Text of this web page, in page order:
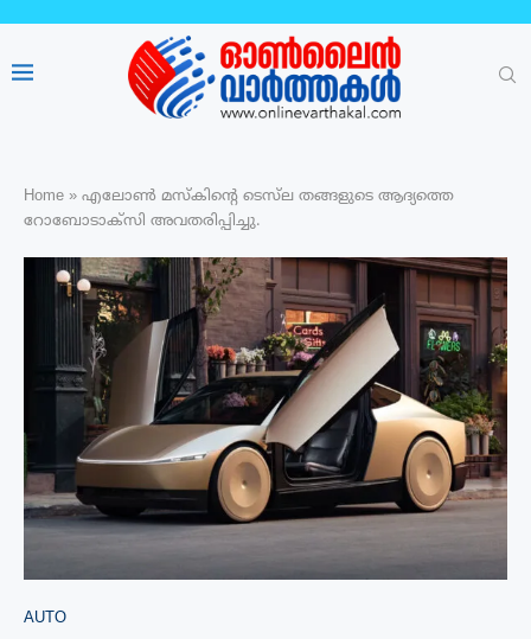
Home » എലോൺ മസ്‌കിന്റെ ടെസ്‌ല തങ്ങളുടെ ആദ്യത്തെ
റോബോടാക്‌സി അവതരിപ്പിച്ചു.
AUTO